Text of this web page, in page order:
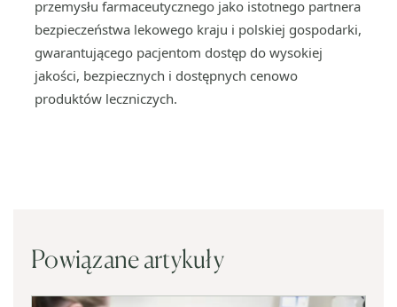
przemysłu farmaceutycznego jako istotnego partnera
bezpieczeństwa lekowego kraju i polskiej gospodarki,
gwarantującego pacjentom dostęp do wysokiej
jakości, bezpiecznych i dostępnych cenowo
produktów leczniczych.
Powiązane artykuły